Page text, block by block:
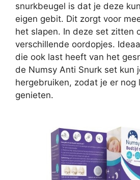
snurkbeugel is dat je deze
eigen gebit. Dit zorgt voor
het slapen. In deze set zitten
verschillende oordopjes.
die ook last heeft van het
de Numsy Anti Snurk set kun
hergebruiken, zodat je er nog
genieten.